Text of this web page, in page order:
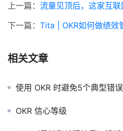
上一篇： 流量见顶后，这家互联网公司靠
下一篇： Tita | OKR如何做绩
相关文章
使用 OKR 时避免5个典型错误
OKR 信心等级